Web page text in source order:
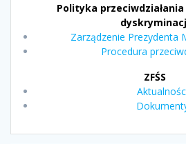
Polityka
Zarządzenie Prezydenta
Procedura
ZFŚS